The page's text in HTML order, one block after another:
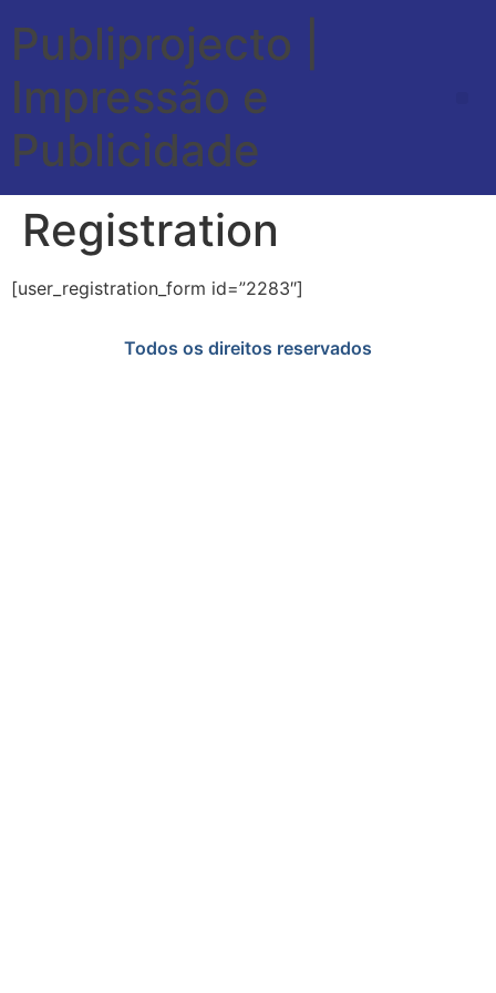
Publiprojecto |
Impressão e
Publicidade
Registration
[user_registration_form id=”2283″]
Todos os direitos reservados